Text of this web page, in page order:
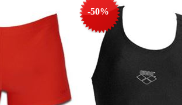
-50%